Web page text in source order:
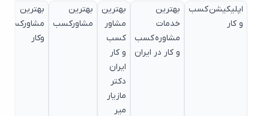
اپلیکیشن کسب
بهترین
خدمات
مشاوره کسب
و کار در ایران
بهترین
مشاور
کسب
و کار
مازیار
بهترین
مشاورکسب
بهترین
مشاورکسب